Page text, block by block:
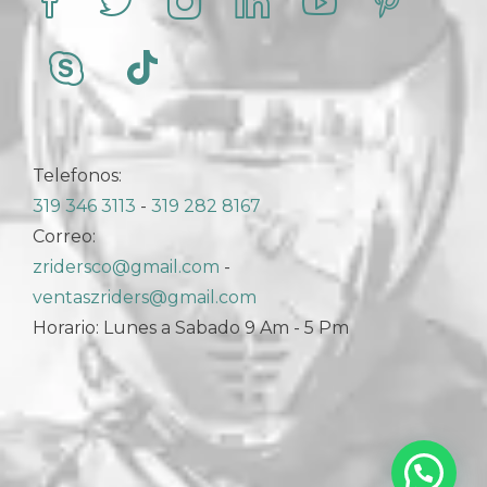
Telefonos:
319 346 3113 - 319 282 8167
Correo:
zridersco@gmail.com -
ventaszriders@gmail.com
Horario: Lunes a Sabado 9 Am - 5 Pm